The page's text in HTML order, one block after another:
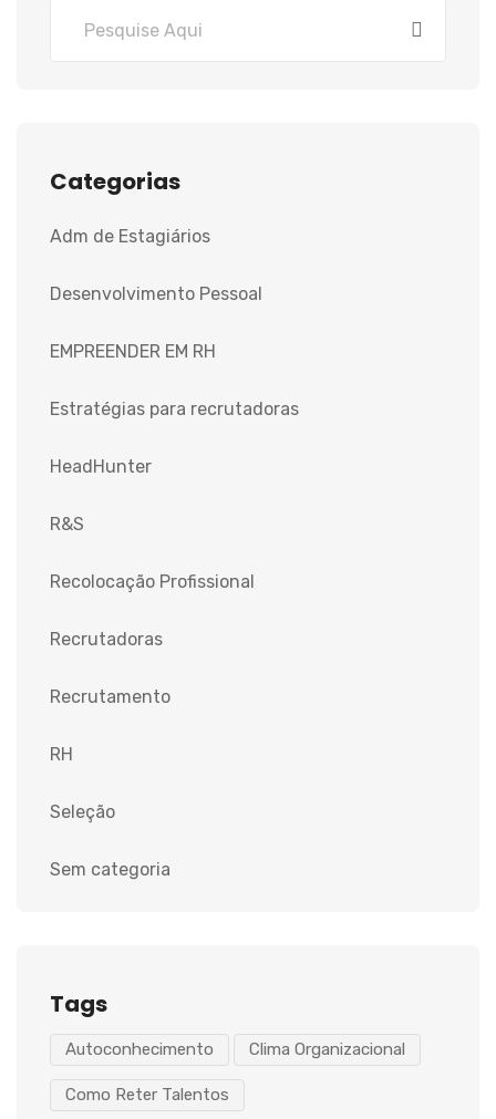
Categorias
Adm de Estagiários
Desenvolvimento Pessoal
EMPREENDER EM RH
Estratégias para recrutadoras
HeadHunter
R&S
Recolocação Profissional
Recrutadoras
Recrutamento
RH
Seleção
Sem categoria
Tags
Autoconhecimento Clima Organizacional
Como Reter Talentos